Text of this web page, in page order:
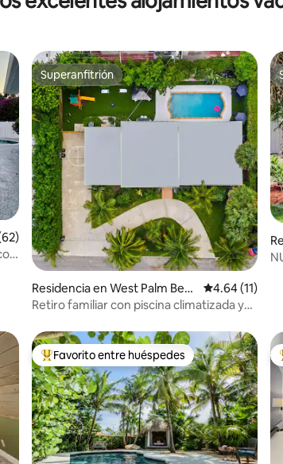
promedio: 4.97 de 5; 62 evaluaciones
Superanfitrión
Superanfitrión
Residencia en West Palm Beac
h
Calificación
4.64 (11)
Retiro familiar con piscina climatizada y
De los mejores en Favorito entre huéspedes
Favorito entre huéspedes